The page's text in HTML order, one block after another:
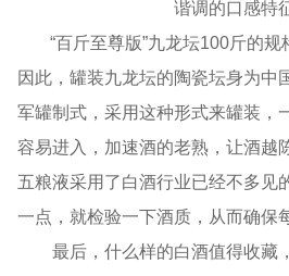
谐调的口感特
“百斤至尊版”九龙坛100斤的规
因此，罐装九龙坛的陶瓷坛身为中
军罐制式，采用这种形式来罐装，
容易进入，加速酒的老熟，让酒越
五粮液采用了白酒行业已经不多见
一点，就检验一下酒质，从而确保
最后，什么样的白酒值得收藏